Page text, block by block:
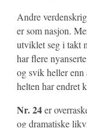
Andre
er som nasjon.
utviklet seg i takt
har flere
og svik heller enn
helten har endret
Nr. 24er
og dramatiske